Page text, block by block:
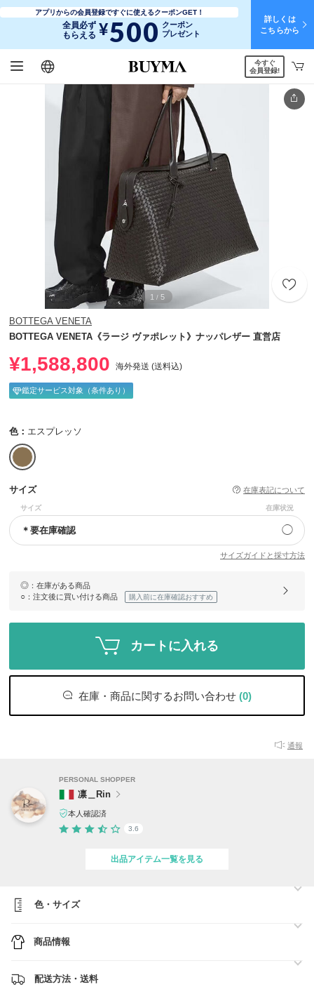
アプリからの会員登録ですぐに使えるクーポンGET！
全員必ず
もらえる ¥500 クーポン
プレゼント
詳しくは
こちらから
日本語
English
简体中文
繁體中文
今すぐ
会員登録!
1 / 5
BOTTEGA VENETA
BOTTEGA VENETA《ラージ ヴァポレット》ナッパレザー 直営店
¥1,588,800 海外発送 (送料込)
鑑定サービス対象（条件あり）
色： エスプレッソ
サイズ 在庫表記について
サイズ 在庫状況
＊要在庫確認 ◯
サイズガイドと採寸方法
◎ ：在庫がある商品
○ ：注文後に買い付ける商品 購入前に在庫確認おすすめ
カートに入れる
在庫・商品に関するお問い合わせ (0)
通報
PERSONAL SHOPPER
凛＿Rin
本人確認済
3.6
出品アイテム一覧を見る
色・サイズ
商品情報
配送方法・送料